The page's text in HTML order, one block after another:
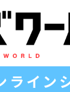
ライン